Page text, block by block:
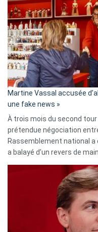
Martine Vassal accusée
une fake news »
À trois mois du second
prétendue négociation
Rassemblement national
a balayé d’un revers de